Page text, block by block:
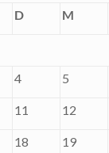
D M
4 5
11 12
18 19